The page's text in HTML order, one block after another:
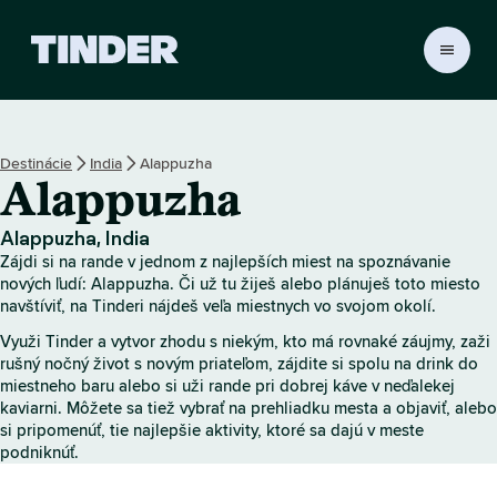
s
k
á
b
r
a
o
v
k
a
T
Destinácie India Alappuzha
Alappuzha
Alappuzha, India
Zájdi si na rande v jednom z najlepších miest na spoznávanie
nových ľudí: Alappuzha. Či už tu žiješ alebo plánuješ toto miesto
navštíviť, na Tinderi nájdeš veľa miestnych vo svojom okolí.
Využi Tinder a vytvor zhodu s niekým, kto má rovnaké záujmy, zaži
rušný nočný život s novým priateľom, zájdite si spolu na drink do
miestneho baru alebo si uži rande pri dobrej káve v neďalekej
kaviarni. Môžete sa tiež vybrať na prehliadku mesta a objaviť, alebo
si pripomenúť, tie najlepšie aktivity, ktoré sa dajú v meste
podniknúť.